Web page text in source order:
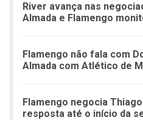
River avança nas
Almada e Flamengo
Flamengo não fala com
Almada com Atlético de
Flamengo negocia
resposta até o início da